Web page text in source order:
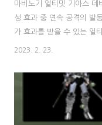
마비노기 얼티밋 기아스
성 효과 중 연속 공격의 발
가 효과를 받을 수 있는 얼
쾌속, 급소 관통 세 개의 특
는 장비입니다. 부위는 서
쾌속/급관 제외하고 연속
착용하는 식으로 주로 세
매직 크래프트 스킬로 제
2023. 2. 23.